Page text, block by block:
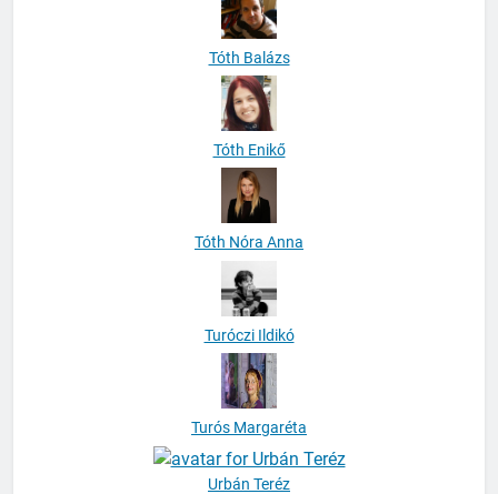
Tóth Balázs
Tóth Enikő
Tóth Nóra Anna
Turóczi Ildikó
Turós Margaréta
Urbán Teréz